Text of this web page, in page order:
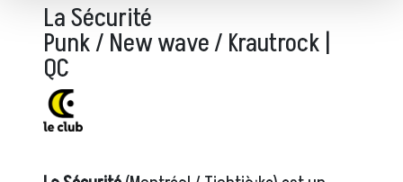
La Sécurité
Punk / New wave / Krautrock |
QC